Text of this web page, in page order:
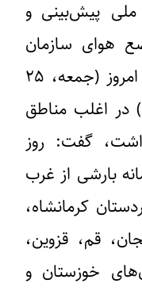
پیش‌بینی و
هوای سازمان
هواشناسی با بیان اینکه از امروز (جمعه، ۲۵
یکشنبه (۲۷ آبان) در اغلب مناطق
گفت: روز
سامانه بارشی از غرب
کرمانشاه،
قم، قزوین،
خوزستان و